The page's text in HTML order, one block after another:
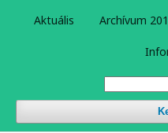
Aktuális Archívum